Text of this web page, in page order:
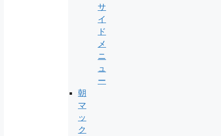
サ
イ
ド
メ
ニ
ュ
ー
朝
マ
ッ
ク